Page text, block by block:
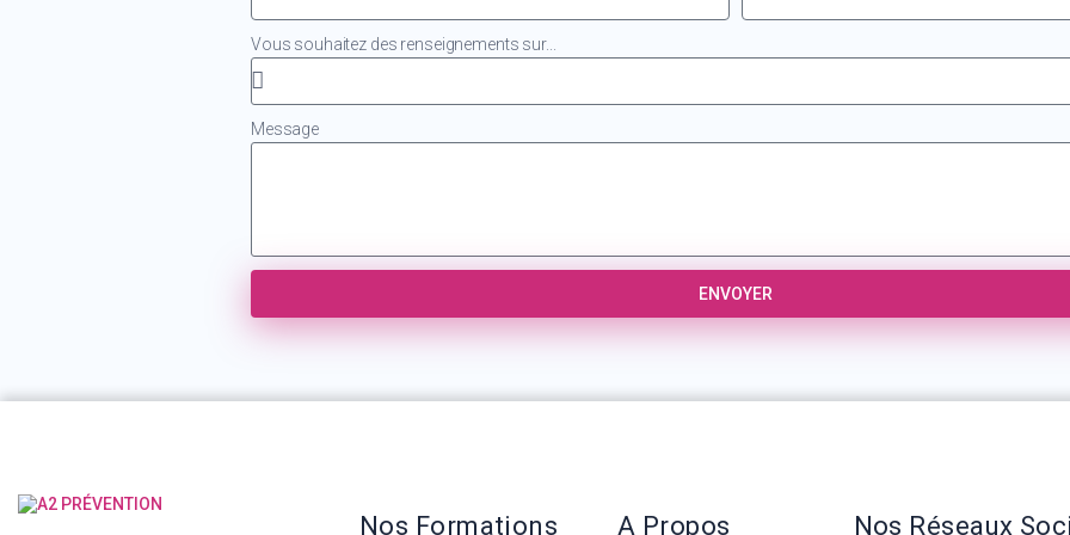
Vous souhaitez des renseignements sur...
Message
ENVOYER
Nos Formations A Propos Nos Réseaux